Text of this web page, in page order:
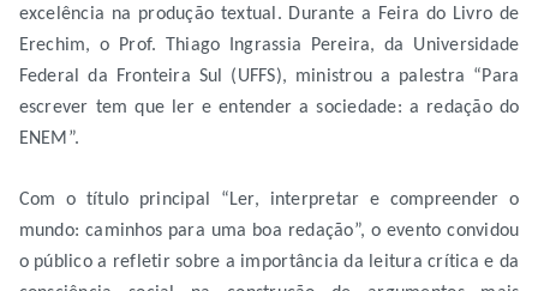
excelência na produção textual. Durante a Feira do Livro de
Erechim, o Prof. Thiago Ingrassia Pereira, da Universidade
Federal da Fronteira Sul (UFFS), ministrou a palestra “Para
escrever tem que ler e entender a sociedade: a redação do
ENEM”.
Com o título principal “Ler, interpretar e compreender o
mundo: caminhos para uma boa redação”, o evento convidou
o público a refletir sobre a importância da leitura crítica e da